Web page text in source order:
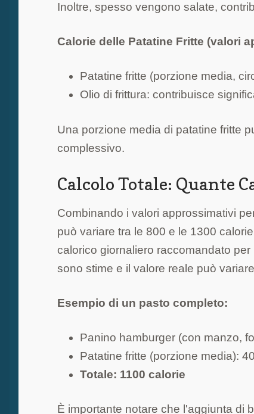
Inoltre, spesso vengono salate,
Calorie delle Patatine Fritte (valori
Patatine fritte (porzione media,
Olio di frittura: contribuisce
Una porzione media di patatine fritte
complessivo.
Calcolo Totale: Quante
Combinando i valori approssimativi
può variare tra le 800 e le 1300
calorico giornaliero raccomandato
sono stime e il valore reale può
Esempio di un pasto completo:
Panino hamburger (con manzo,
Patatine fritte (porzione media):
Totale: 1100 calorie
È importante notare che l'aggiunta di